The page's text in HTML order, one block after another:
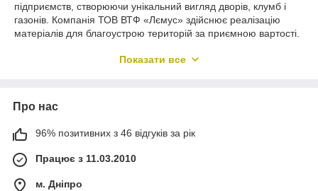
підприємств, створюючи унікальний вигляд дворів, клумб і
газонів. Компанія ТОВ ВТФ «Лємус» здійснює реалізацію
матеріалів для благоустрою територій за приємною вартості.
різних кольорів, які виступають огорожею у вигляді стрічки
Особливості благоустрою
прибудинкової території
Одним з головних елементів благоустрою прибудинкової
Показати все
Про нас
96% позитивних з 46 відгуків за рік
Працює з 11.03.2010
м. Дніпро